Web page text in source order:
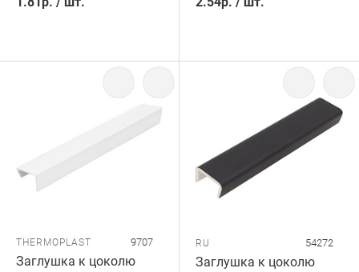
THERMOPLAST 9707
Заглушка к цоколю
RU 54272
Заглушка к цоколю